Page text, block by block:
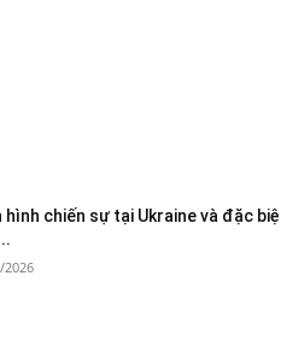
hình chiến sự tại Ukraine và đặc
2026